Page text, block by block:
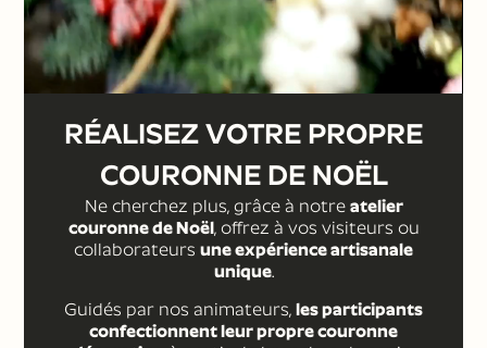
RÉALISEZ VOTRE PROPRE
COURONNE DE NOËL
Ne cherchez plus, grâce à notre atelier
couronne de Noël, offrez à vos visiteurs ou
collaborateurs une expérience artisanale
unique.
Guidés par nos animateurs, les participants
confectionnent leur propre couronne